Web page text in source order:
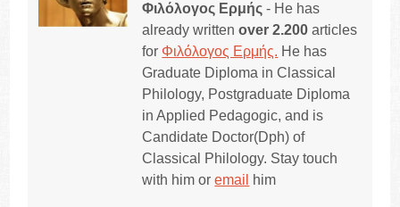
Φιλόλογος Ερμής - He has
already writtenover 2.200 articles
for Φιλόλογος Ερμής. He has
Graduate Diploma in Classical
Philology, Postgraduate Diploma
in Applied Pedagogic, and is
Candidate Doctor(Dph) of
Classical Philology. Stay touch
with him oremail him